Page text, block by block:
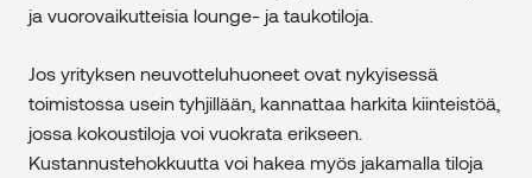
ja vuorovaikutteisia lounge- ja taukotiloja.
Jos yrityksen neuvotteluhuoneet ovat nykyisessä
toimistossa usein tyhjillään, kannattaa harkita kiinteistöä,
jossa kokoustiloja voi vuokrata erikseen.
Kustannustehokkuutta voi hakea myös jakamalla tiloja